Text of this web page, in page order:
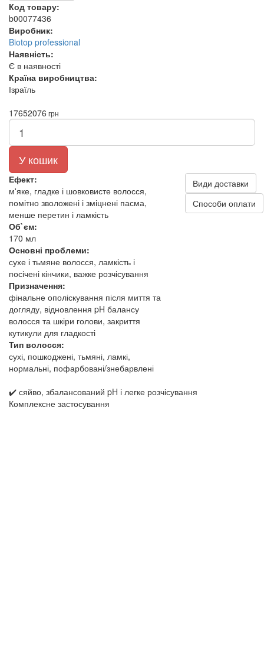
Код товару:
b00077436
Виробник:
Biotop professional
Наявність:
Є в наявності
Країна виробництва:
Ізраїль
17652076 грн
У кошик
Ефект:
м'яке, гладке і шовковисте волосся,
помітно зволожені і зміцнені пасма,
менше перетин і ламкість
Об`єм:
170 мл
Основні проблеми:
сухе і тьмяне волосся, ламкість і
посічені кінчики, важке розчісування
Призначення:
фінальне ополіскування після миття та
догляду, відновлення pH балансу
волосся та шкіри голови, закриття
кутикули для гладкості
Тип волосся:
сухі, пошкоджені, тьмяні, ламкі,
нормальні, пофарбовані/знебарвлені
Види доставки
Способи оплати
✔️ сяйво, збалансований pH і легке розчісування
Комплексне застосування